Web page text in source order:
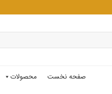
صفحه نخست محصولات